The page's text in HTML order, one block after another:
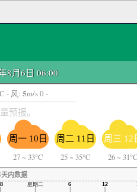
8月6日 06:00
- 风: 5m/s 0 -
预报。
周一 10日
27 ~ 33°C
周二 11日
25 ~ 35°C
周三 12
26 ~
内数据